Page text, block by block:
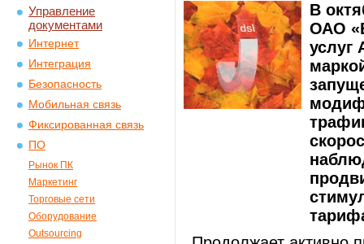
Управление
документами
Интернет
Интеграция
Безопасность
Мобильная связь
Фиксированная связь
ПО
Рынок ПК
Маркетинг
Торговые сети
Оборудование
Outsourcing
В
ОАО
услуг